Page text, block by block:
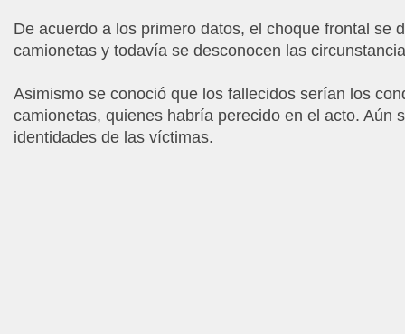
De acuerdo a los primero datos, el choque frontal se
camionetas y todavía se desconocen las
Asimismo se conoció que los fallecidos serían los
camionetas, quienes habría perecido en el acto. Aún
identidades de las víctimas.